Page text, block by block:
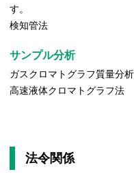
す。
検知管法
サンプル分析
ガスクロマトグラフ質量分
高速液体クロマトグラフ法
法令関係